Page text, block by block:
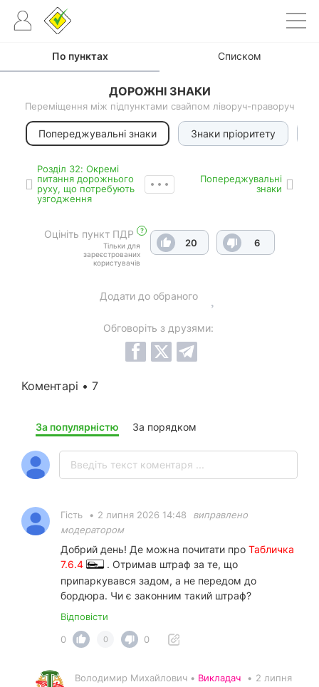
По пунктах Списком
ДОРОЖНІ ЗНАКИ
Переміщення між підпунктами свайпом ліворуч-праворуч
Попереджувальні знаки Знаки пріоритету
Роздiл 32: Окремі
питання дорожнього
руху, що потребують
узгодження
Попереджувальні
знаки
Оцініть пункт ПДР ?
Тільки для
зареєстрованих
користувачів
20 6
Додати до обраного
Обговоріть з друзями:
Коментарі • 7
За популярністю За порядком
Гість • 2 липня 2026 14:48
виправлено
модератором
Добрий день! Де можна почитати про Табличка
7.6.4
. Отримав штраф за те, що
припаркувався задом, а не передом до
бордюра. Чи є законним такий штраф?
Відповісти
0
0 0
Володимир Михайлович • Викладач • 2 липня